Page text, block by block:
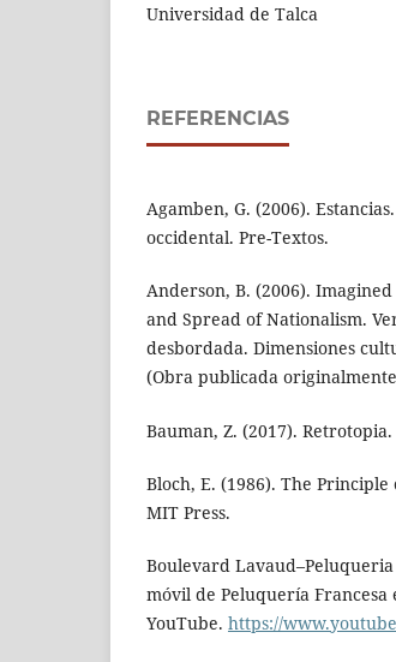
Universidad de Talca
REFERENCIAS
Agamben, G. (2006).
occidental. Pre-Textos.
Anderson, B. (2006).
and Spread of Nationalism.
desbordada. Dimensiones
(Obra publicada
Bauman, Z. (2017). Retrotopia.
Bloch, E. (1986). The
MIT Press.
Boulevard
móvil de Peluquería Francesa
YouTube. https://